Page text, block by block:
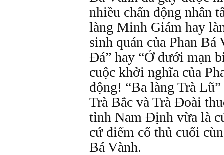
nhiều chấn động nhân
làng Minh Giám hay
sinh quán của Phan
Đá” hay “Ở dưới mạn
cuộc khởi nghĩa của
động! “Ba làng Trà
Trà Bắc và Trà Đoài
tỉnh Nam Định vừa là
cứ điểm cố thủ cuối
Bá Vành.